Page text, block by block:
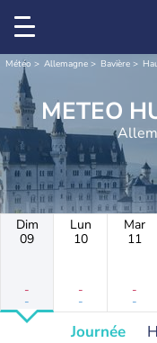
Météo Allemagne Bavière
Dim
09
-
-
Lun
10
-
-
Mar
11
-
-
Journée